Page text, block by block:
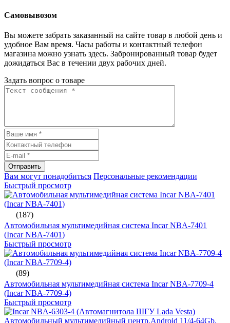
Самовывозом
Вы можете забрать заказанный на сайте товар в любой день и
удобное Вам время. Часы работы и контактный телефон
магазина можно узнать здесь. Забронированный товар будет
дожидаться Вас в течении двух рабочих дней.
Задать вопрос о товаре
Отправить
Вам могут понадобиться Персональные рекомендации
Быстрый просмотр
(187)
Автомобильная мультимедийная система Incar NBA-7401
(Incar NBA-7401)
Быстрый просмотр
(89)
Автомобильная мультимедийная система Incar NBA-7709-4
(Incar NBA-7709-4)
Быстрый просмотр